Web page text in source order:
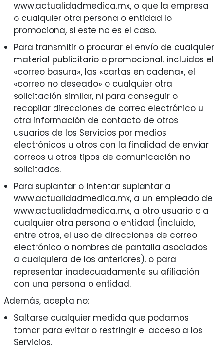
www.actualidadmedica.mx, o que la empresa
o cualquier otra persona o entidad lo
promociona, si este no es el caso.
Para transmitir o procurar el envío de cualquier
material publicitario o promocional, incluidos el
«correo basura», las «cartas en cadena», el
«correo no deseado» o cualquier otra
solicitación similar, ni para conseguir o
recopilar direcciones de correo electrónico u
otra información de contacto de otros
usuarios de los Servicios por medios
electrónicos u otros con la finalidad de enviar
correos u otros tipos de comunicación no
solicitados.
Para suplantar o intentar suplantar a
www.actualidadmedica.mx, a un empleado de
www.actualidadmedica.mx, a otro usuario o a
cualquier otra persona o entidad (incluido,
entre otros, el uso de direcciones de correo
electrónico o nombres de pantalla asociados
a cualquiera de los anteriores), o para
representar inadecuadamente su afiliación
con una persona o entidad.
Además, acepta no:
Saltarse cualquier medida que podamos
tomar para evitar o restringir el acceso a los
Servicios.